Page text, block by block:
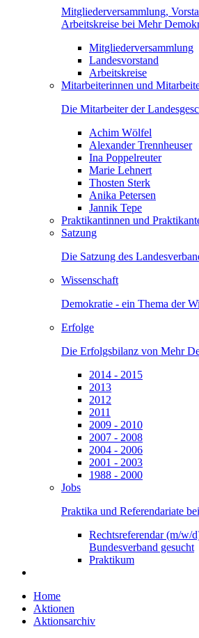
Mitgliederversammlung,
Arbeitskreise bei Mehr
Mitgliederversammlung
Landesvorstand
Arbeitskreise
Mitarbeiterinnen und
Die Mitarbeiter der
Achim Wölfel
Alexander Trennheuser
Ina Poppelreuter
Marie Lehnert
Thosten Sterk
Anika Petersen
Jannik Tepe
Praktikantinnen und
Satzung
Die Satzung des
Wissenschaft
Demokratie - ein Thema der
Erfolge
Die Erfolgsbilanz von Mehr
2014 - 2015
2013
2012
2011
2009 - 2010
2007 - 2008
2004 - 2006
2001 - 2003
1988 - 2000
Jobs
Praktika und Referendariate
Rechtsreferendar (m/w/
Bundesverband gesucht
Praktikum
Home
Aktionen
Aktionsarchiv